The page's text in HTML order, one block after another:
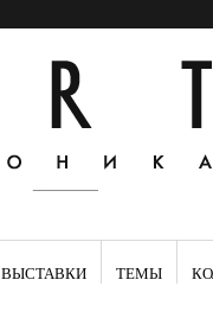
ВЫСТАВКИ ТЕМЫ